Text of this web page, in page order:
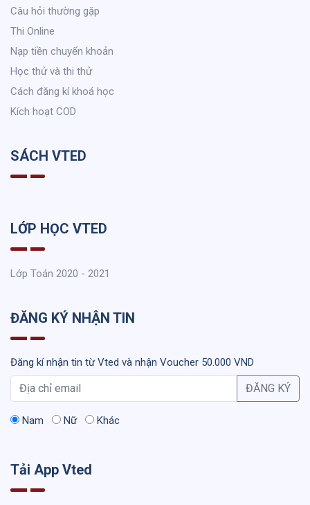
Câu hỏi thường gặp
Thi Online
Nạp tiền chuyển khoản
Học thử và thi thử
Cách đăng kí khoá học
Kích hoạt COD
SÁCH VTED
LỚP HỌC VTED
Lớp Toán 2020 - 2021
ĐĂNG KÝ NHẬN TIN
Đăng kí nhận tin từ Vted và nhận Voucher 50.000 VND
ĐĂNG KÝ
Nam Nữ Khác
Tải App Vted